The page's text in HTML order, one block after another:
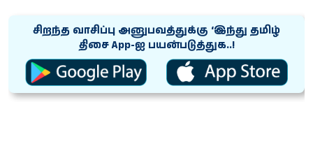
சிறந்த வாசிப்பு அனுபவத்துக்கு ‘இந்து தமிழ்
திசை App-ஐ பயன்படுத்துக..!